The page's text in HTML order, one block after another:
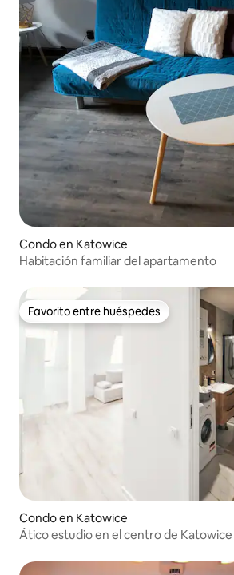
Condo en Katowice
Habitación familiar del apartamento
Favorito entre huéspedes
Favorito entre huéspedes
Condo en Katowice
Ático estudio en el centro de Katowice